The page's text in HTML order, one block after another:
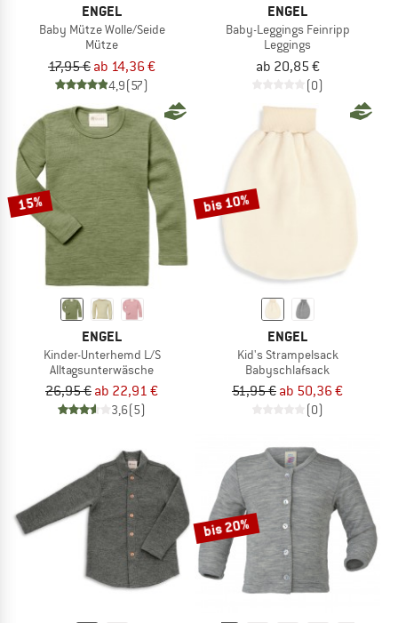
ENGEL
Baby Mütze Wolle/Seide
Mütze
17,95 € ab 14,36 €
4,9(57)
ENGEL
Baby-Leggings Feinripp
Leggings
ab 20,85 €
(0)
15%
ENGEL
Kinder-Unterhemd L/S
Alltagsunterwäsche
26,95 € ab 22,91 €
3,6(5)
bis 10%
ENGEL
Kid's Strampelsack
Babyschlafsack
51,95 € ab 50,36 €
(0)
bis 20%